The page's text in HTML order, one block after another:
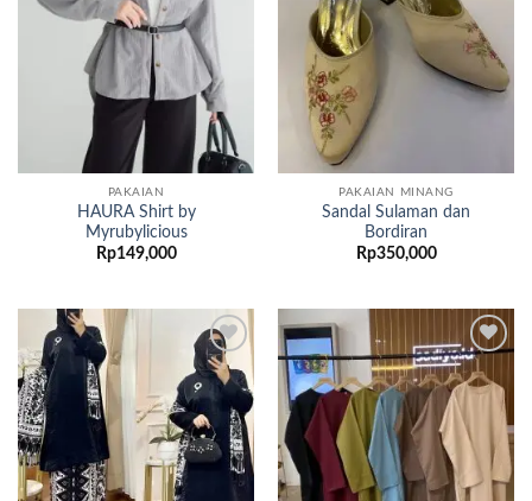
wishlist
PAKAIAN
HAURA Shirt by
Myrubylicious
Rp149,000
wishlist
PAKAIAN MINANG
Sandal Sulaman dan
Bordiran
Rp350,000
Add to
wishlist
Add to
wishlist